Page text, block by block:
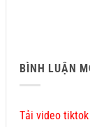
BÌNH LUẬN
Tải video tiktok